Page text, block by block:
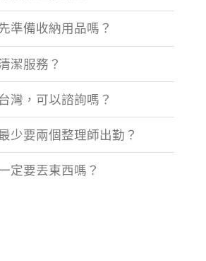
準備收納用品嗎？
潔服務？
灣，可以諮詢嗎？
少要兩個整理師出勤？
定要丟東西嗎？